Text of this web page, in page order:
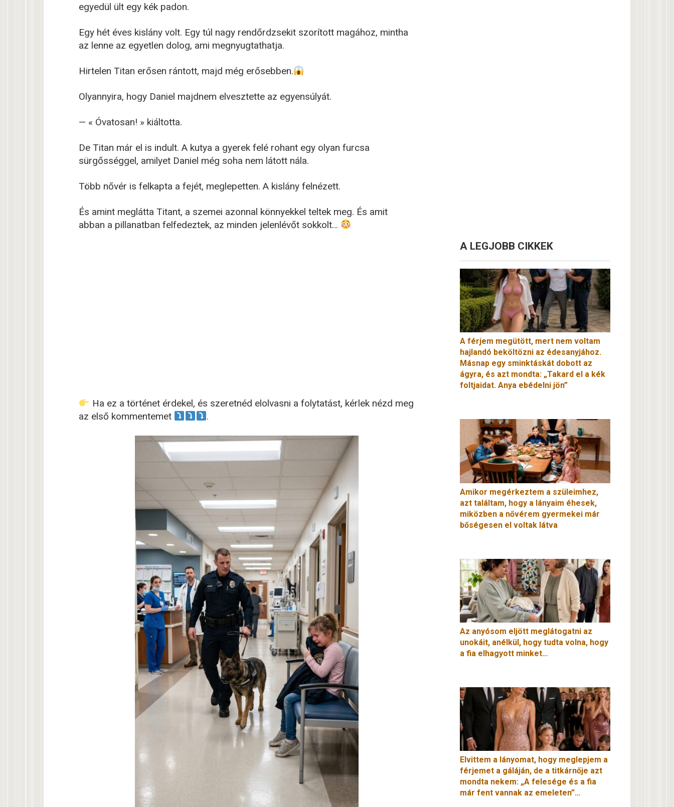
egyedül ült egy kék padon.
Egy hét éves kislány volt. Egy túl nagy rendőrdzsekit szorított magához, mintha
az lenne az egyetlen dolog, ami megnyugtathatja.
Hirtelen Titan erősen rántott, majd még erősebben.
Olyannyira, hogy Daniel majdnem elvesztette az egyensúlyát.
— « Óvatosan! » kiáltotta.
De Titan már el is indult. A kutya a gyerek felé rohant egy olyan furcsa
sürgősséggel, amilyet Daniel még soha nem látott nála.
Több nővér is felkapta a fejét, meglepetten. A kislány felnézett.
És amint meglátta Titant, a szemei azonnal könnyekkel teltek meg. És amit
abban a pillanatban felfedeztek, az minden jelenlévőt sokkolt…
Ha ez a történet érdekel, és szeretnéd elolvasni a folytatást, kérlek nézd meg
az első kommentemet
.
A LEGJOBB CIKKEK
A férjem megütött, mert nem voltam
hajlandó beköltözni az édesanyjához.
Másnap egy sminktáskát dobott az
ágyra, és azt mondta: „Takard el a kék
foltjaidat. Anya ebédelni jön”
Amikor megérkeztem a szüleimhez,
azt találtam, hogy a lányaim éhesek,
miközben a nővérem gyermekei már
bőségesen el voltak látva
Az anyósom eljött meglátogatni az
unokáit, anélkül, hogy tudta volna, hogy
a fia elhagyott minket…
Elvittem a lányomat, hogy meglepjem a
férjemet a gáláján, de a titkárnője azt
mondta nekem: „A felesége és a fia
már fent vannak az emeleten”…